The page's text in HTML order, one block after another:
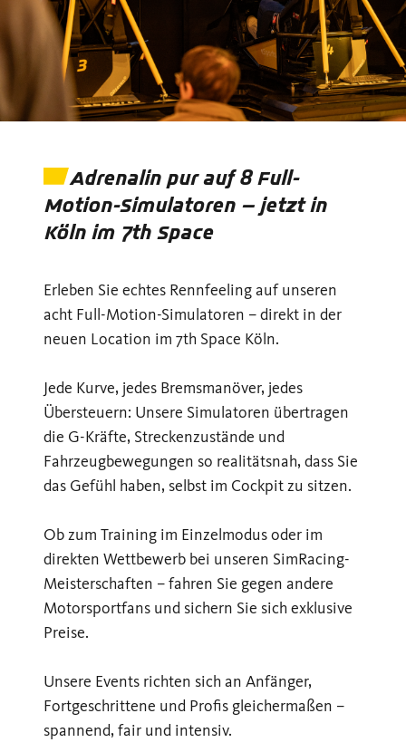
Adrenalin pur auf 8 Full-
Motion-Simulatoren – jetzt in
Köln im 7th Space
Erleben Sie echtes Rennfeeling auf unseren
acht Full-Motion-Simulatoren – direkt in der
neuen Location im 7th Space Köln.
Jede Kurve, jedes Bremsmanöver, jedes
Übersteuern: Unsere Simulatoren übertragen
die G-Kräfte, Streckenzustände und
Fahrzeugbewegungen so realitätsnah, dass Sie
das Gefühl haben, selbst im Cockpit zu sitzen.
Ob zum Training im Einzelmodus oder im
direkten Wettbewerb bei unseren SimRacing-
Meisterschaften – fahren Sie gegen andere
Motorsportfans und sichern Sie sich exklusive
Preise.
Unsere Events richten sich an Anfänger,
Fortgeschrittene und Profis gleichermaßen –
spannend, fair und intensiv.